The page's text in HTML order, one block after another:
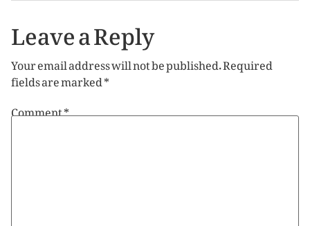
Leave a Reply
Your email address will not be published.Required
fields are marked*
Comment*